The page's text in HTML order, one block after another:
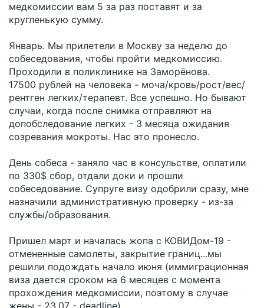
медкомиссии вам 5 за раз поставят и за
кругленькую сумму.
Январь. Мы прилетели в Москву за неделю до
собеседования, чтобы пройти медкомиссию.
Проходили в поликлинике на Заморёнова.
17500 рублей на человека - моча/кровь/рост/вес/
рентген легких/терапевт. Все успешно. Но бывают
случаи, когда после снимка отправляют на
допобследование легких - 3 месяца ожидания
созревания мокроты. Нас это пронесло.
День собеса - заняло час в консульстве, оплатили
по 330$ сбор, отдали доки и прошли
собеседование. Супруге визу одобрили сразу, мне
назначили административную проверку - из-за
службы/образования.
Пришел март и началась жопа с КОВИДом-19 -
отмененные самолеты, закрытие границ...мы
решили подождать начало июня (иммиграционная
виза дается сроком на 6 месяцев с момента
прохождения медкомиссии, поэтому в случае
жены - 23.07 - deadline).